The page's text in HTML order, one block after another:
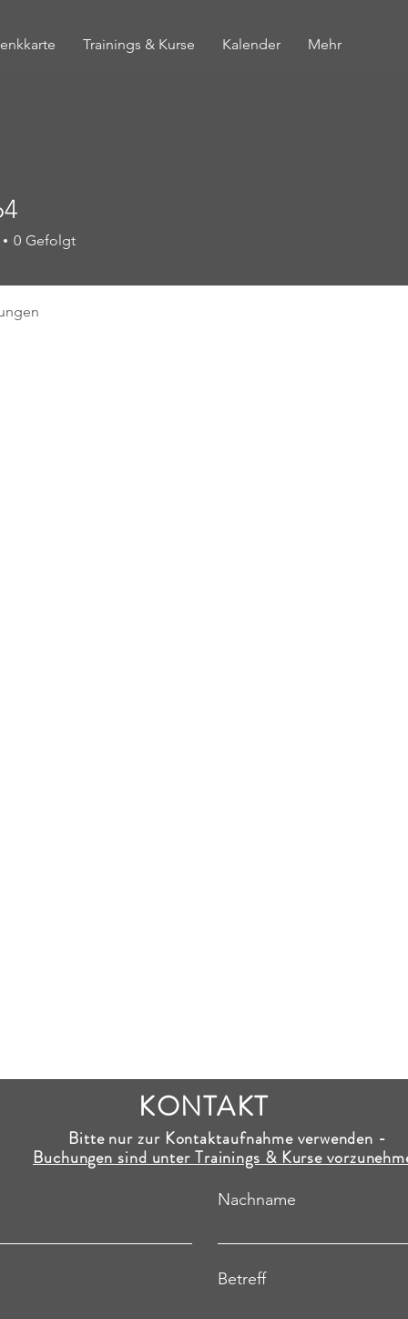
Trainings & Kurse Kalender Mehr
0 Gefolgt
KONTAKT
Nachname
Betreff
Bitte nur zur Kontaktaufnahme verwenden -
Buchungen sind unter Trainings & Kurse